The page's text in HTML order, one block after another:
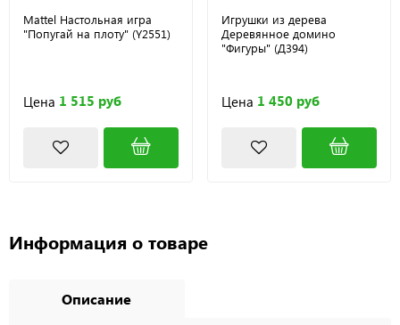
Mattel Настольная игра
"Попугай на плоту" (Y2551)
Цена 1 515 руб
Игрушки из дерева
Деревянное домино
"Фигуры" (Д394)
Цена 1 450 руб
Информация о товаре
Описание